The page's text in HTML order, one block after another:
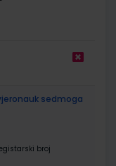
sedmoga
broj